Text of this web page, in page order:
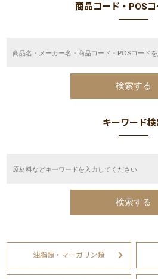
商品コード・POS
キーワード検
油脂類・マーガリン類